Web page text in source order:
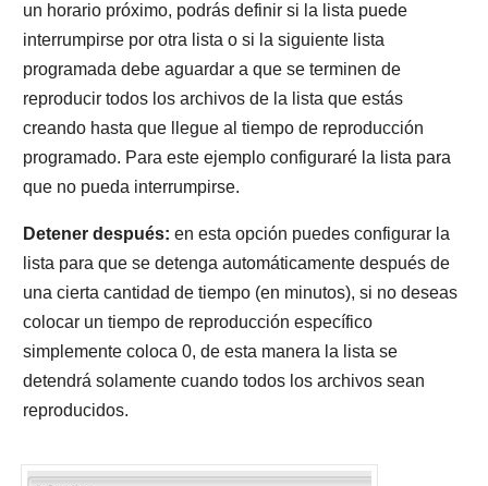
un horario próximo, podrás definir si la lista puede
interrumpirse por otra lista o si la siguiente lista
programada debe aguardar a que se terminen de
reproducir todos los archivos de la lista que estás
creando hasta que llegue al tiempo de reproducción
programado. Para este ejemplo configuraré la lista para
que no pueda interrumpirse.
Detener después: en esta opción puedes configurar la
lista para que se detenga automáticamente después de
una cierta cantidad de tiempo (en minutos), si no deseas
colocar un tiempo de reproducción específico
simplemente coloca 0, de esta manera la lista se
detendrá solamente cuando todos los archivos sean
reproducidos.